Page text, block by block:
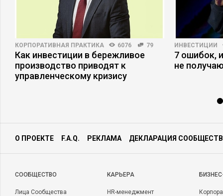
КОРПОРАТИВНАЯ ПРАКТИКА 6076 79
Как инвестиции в бережливое
производство приводят к
управленческому кризису
ИНВЕСТИЦИИ
7 ошибок,
не
О ПРОЕКТЕ F.A.Q. РЕКЛАМА ДЕКЛАРАЦИЯ
CООБЩЕСТВО
Лица Сообщества
КАРЬЕРА
HR-менеджмент